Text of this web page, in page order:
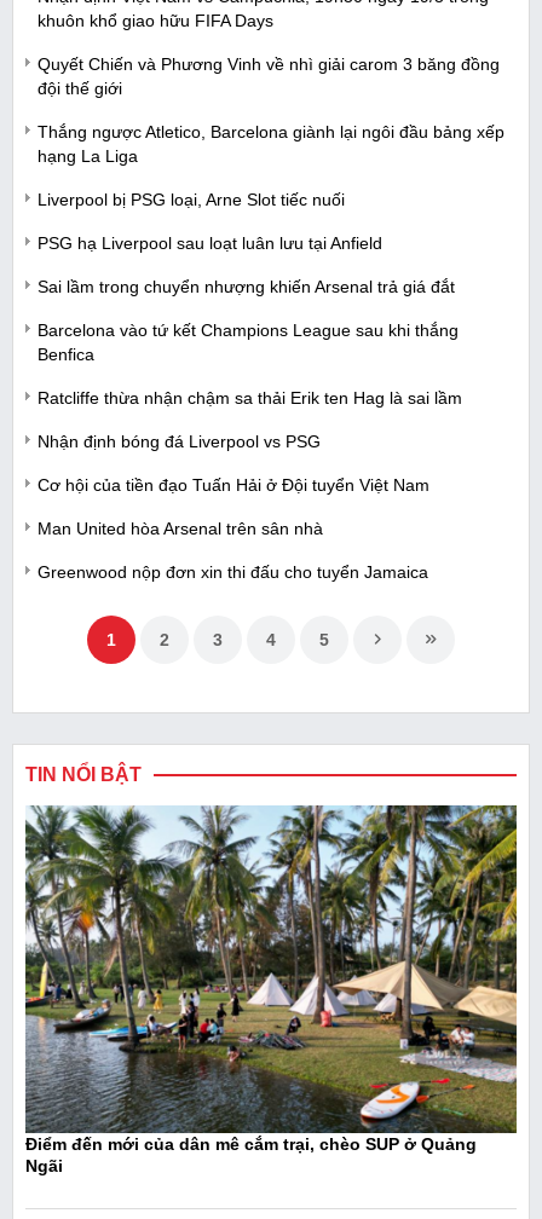
khuôn khổ giao hữu FIFA Days
Quyết Chiến và Phương Vinh về nhì giải carom 3 băng đồng
đội thế giới
Thắng ngược Atletico, Barcelona giành lại ngôi đầu bảng xếp
hạng La Liga
Liverpool bị PSG loại, Arne Slot tiếc nuối
PSG hạ Liverpool sau loạt luân lưu tại Anfield
Sai lầm trong chuyển nhượng khiến Arsenal trả giá đắt
Barcelona vào tứ kết Champions League sau khi thắng
Benfica
Ratcliffe thừa nhận chậm sa thải Erik ten Hag là sai lầm
Nhận định bóng đá Liverpool vs PSG
Cơ hội của tiền đạo Tuấn Hải ở Đội tuyển Việt Nam
Man United hòa Arsenal trên sân nhà
Greenwood nộp đơn xin thi đấu cho tuyển Jamaica
1 2 3 4 5
TIN NỔI BẬT
Điểm đến mới của dân mê cắm trại, chèo SUP ở Quảng
Ngãi